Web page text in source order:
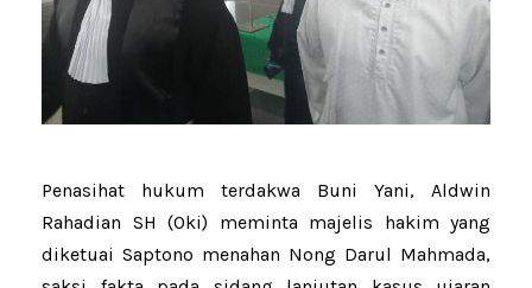
Penasihat hukum terdakwa Buni Yani, Aldwin
Rahadian SH (Oki) meminta majelis hakim yang
diketuai Saptono menahan Nong Darul Mahmada,